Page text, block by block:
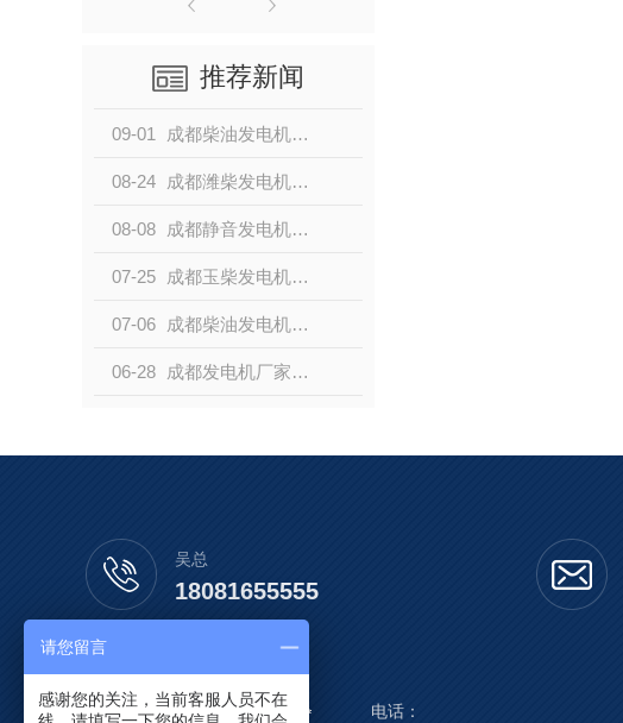
推荐新闻
09-01 成都柴油发电机：节能的可靠发电设备
08-24 成都潍柴发电机：可靠稳定的动力解决方案
08-08 成都静音发电机：低噪音的强力能源选择
07-25 成都玉柴发电机组的特点和优势
07-06 成都柴油发电机的应用及性能分析
06-28 成都发电机厂家与其他品牌相比有何优势？
吴总
18081655555
请您留言
感谢您的关注，当前客服人员不在